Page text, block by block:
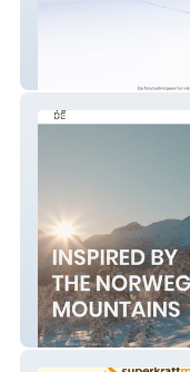
Ydde